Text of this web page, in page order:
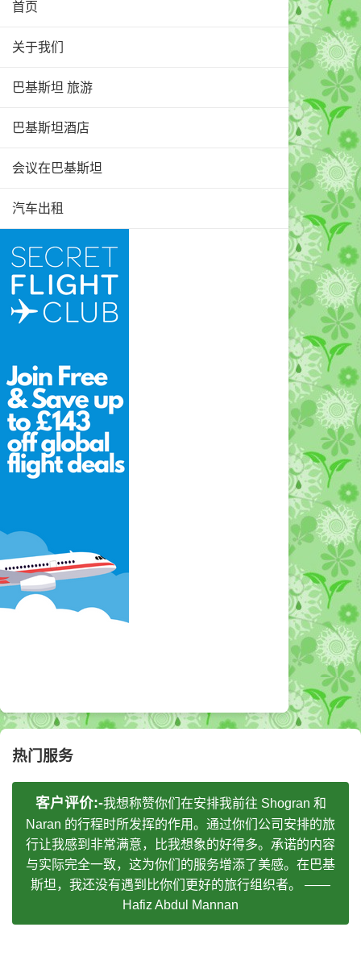
首页
关于我们
巴基斯坦 旅游
巴基斯坦酒店
会议在巴基斯坦
汽车出租
热门服务
客户评价:-我想称赞你们在安排我前往 Shogran 和
Naran 的行程时所发挥的作用。通过你们公司安排的旅
行让我感到非常满意，比我想象的好得多。承诺的内容
与实际完全一致，这为你们的服务增添了美感。在巴基
斯坦，我还没有遇到比你们更好的旅行组织者。 ——
Hafiz Abdul Mannan